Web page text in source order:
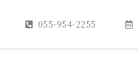
055-954-2255